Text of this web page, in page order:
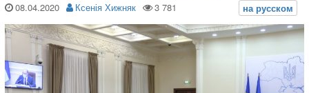
08.04.2020 Ксенія Хижняк